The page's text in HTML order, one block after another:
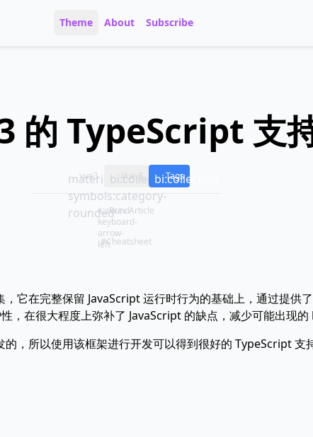
Theme About Subscribe
的 TypeScript 支
material-
symbols:category-
rounded
vue3 bi:collection
Vue 3 bi:collection
Tags
ic:round-
keyboard-
arrow-
left
Prev Article
#Cheatsheet
它在完整保留 JavaScript 运行时行为的基础上，通过提供
，在很大程度上弥补了 JavaScript 的缺点，减少可能出现的
，所以使用该框架进行开发可以得到很好的 TypeScript 支